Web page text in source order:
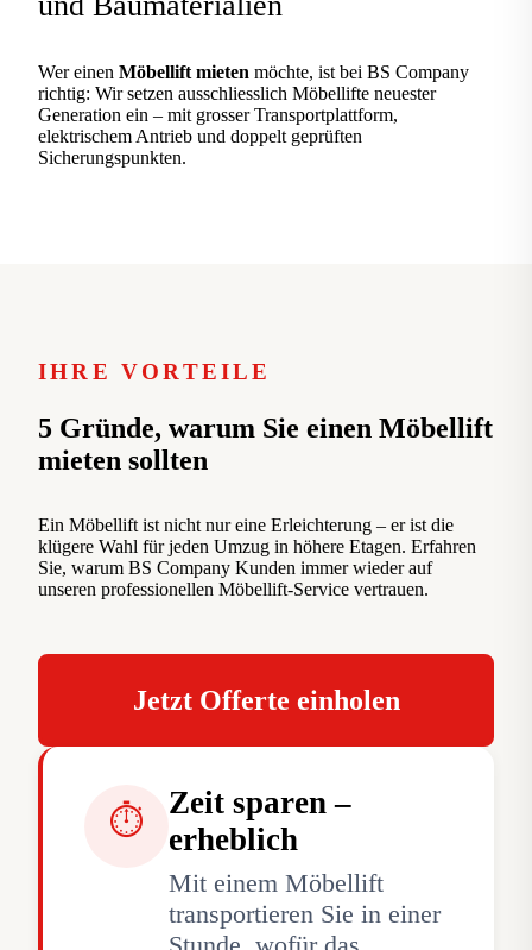
Wer einen Möbellift mieten möchte, ist bei BS Company
richtig: Wir setzen ausschliesslich Möbellifte neuester
Generation ein – mit grosser Transportplattform,
elektrischem Antrieb und doppelt geprüften
Sicherungspunkten.
IHRE VORTEILE
5 Gründe, warum Sie einen Möbellift
mieten sollten
Ein Möbellift ist nicht nur eine Erleichterung – er ist die
klügere Wahl für jeden Umzug in höhere Etagen. Erfahren
Sie, warum BS Company Kunden immer wieder auf
unseren professionellen Möbellift-Service vertrauen.
Jetzt Offerte einholen
⏱
Zeit sparen –
erheblich
Mit einem Möbellift
transportieren Sie in einer